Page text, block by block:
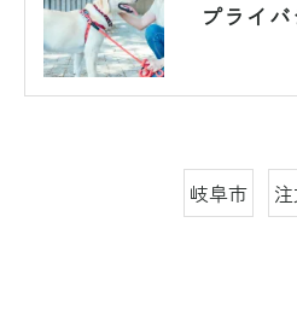
プライ
岐阜市